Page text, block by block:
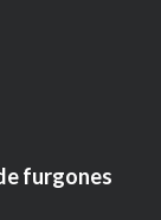
furgones